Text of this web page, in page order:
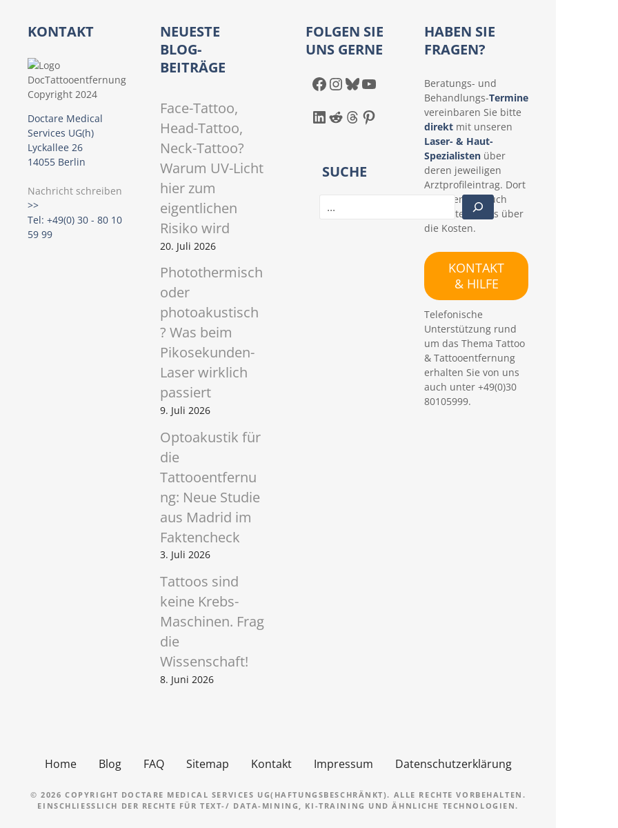
i
g
a
t
i
o
n
KONTAKT
Doctare Medical
Services UG(h)
Lyckallee 26
14055 Berlin
Nachricht schreiben
>>
Tel: +49(0) 30 - 80 10
59 99
NEUESTE
BLOG-
BEITRÄGE
Face-Tattoo,
Head-Tattoo,
Neck-Tattoo?
Warum UV-Licht
hier zum
eigentlichen
Risiko wird
20. Juli 2026
Photothermisch
oder
photoakustisch
? Was beim
Pikosekunden-
Laser wirklich
passiert
9. Juli 2026
Optoakustik für
die
Tattooentfernu
ng: Neue Studie
aus Madrid im
Faktencheck
3. Juli 2026
Tattoos sind
keine Krebs-
Maschinen. Frag
die
Wissenschaft!
8. Juni 2026
FOLGEN SIE
UNS GERNE
Facebook InstagramBluesky YouTube
LinkedIn Reddit Threads Pinterest
SUCHE
HABEN SIE
FRAGEN?
Beratungs- und
Behandlungs-Termine
vereinbaren Sie bitte
direktmit unseren
Laser- & Haut-
Spezialistenüber
deren jeweiligen
Arztprofileintrag. Dort
erfahren Sie auch
konkrete Details über
die Kosten.
KONTAKT
& HILFE
Telefonische
Unterstützung rund
um das Thema Tattoo
& Tattooentfernung
erhalten Sie von uns
auch unter +49(0)30
80105999.
Home Blog FAQ Sitemap Kontakt Impressum Datenschutzerklärung
© 2026 COPYRIGHT DOCTARE MEDICAL SERVICES UG(HAFTUNGSBESCHRÄNKT). ALLE RECHTE VORBEHALTEN.
EINSCHLIESSLICH DER RECHTE FÜR TEXT-/ DATA-MINING, KI-TRAINING UND ÄHNLICHE TECHNOLOGIEN.